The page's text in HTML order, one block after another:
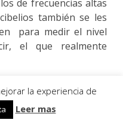
de frecuencias altas
también se les
para medir el nivel
el que realmente
la experiencia de
Leer mas